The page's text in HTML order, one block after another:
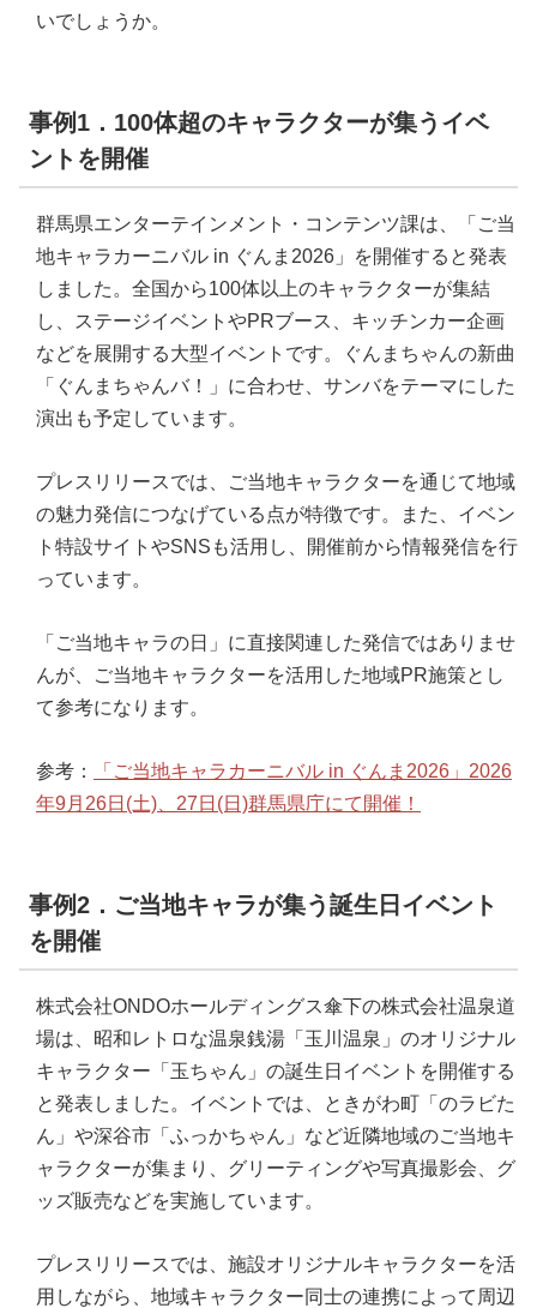
いでしょうか。
事例1．100体超のキャラクターが集うイベ
ントを開催
群馬県エンターテインメント・コンテンツ課は、「ご当
地キャラカーニバル in ぐんま2026」を開催すると発表
しました。全国から100体以上のキャラクターが集結
し、ステージイベントやPRブース、キッチンカー企画
などを展開する大型イベントです。ぐんまちゃんの新曲
「ぐんまちゃんバ！」に合わせ、サンバをテーマにした
演出も予定しています。
プレスリリースでは、ご当地キャラクターを通じて地域
の魅力発信につなげている点が特徴です。また、イベン
ト特設サイトやSNSも活用し、開催前から情報発信を行
っています。
「ご当地キャラの日」に直接関連した発信ではありませ
んが、ご当地キャラクターを活用した地域PR施策とし
て参考になります。
参考：
「ご当地キャラカーニバル in ぐんま2026」2026
年9月26日(土)、27日(日)群馬県庁にて開催！
事例2．ご当地キャラが集う誕生日イベント
を開催
株式会社ONDOホールディングス傘下の株式会社温泉道
場は、昭和レトロな温泉銭湯「玉川温泉」のオリジナル
キャラクター「玉ちゃん」の誕生日イベントを開催する
と発表しました。イベントでは、ときがわ町「のラビた
ん」や深谷市「ふっかちゃん」など近隣地域のご当地キ
ャラクターが集まり、グリーティングや写真撮影会、グ
ッズ販売などを実施しています。
プレスリリースでは、施設オリジナルキャラクターを活
用しながら、地域キャラクター同士の連携によって周辺